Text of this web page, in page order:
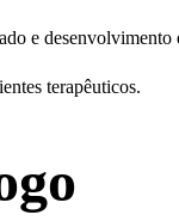
e desenvolvimento
terapêuticos.